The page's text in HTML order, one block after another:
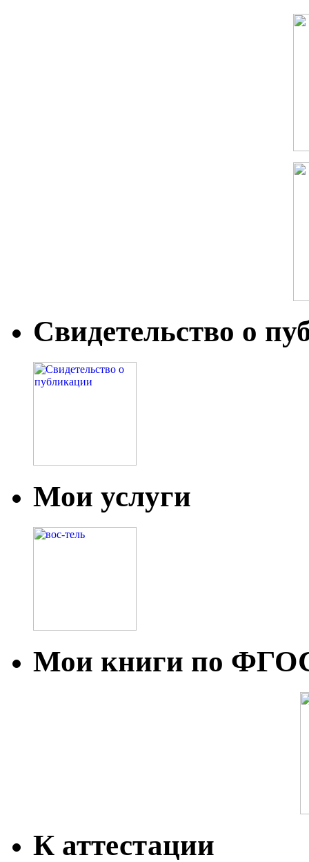
Свидетельство о
Мои услуги
Мои книги по
К аттестации